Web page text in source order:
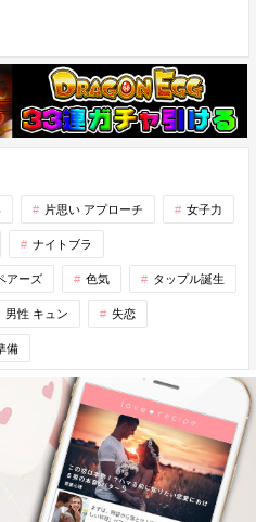
片思い アプローチ 女子力
ナイトブラ
アーズ 色気 タップル誕生
男性 キュン 失恋
備